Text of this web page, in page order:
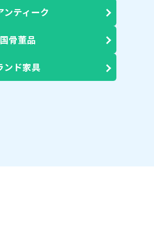
ンティーク
骨董品
ンド家具